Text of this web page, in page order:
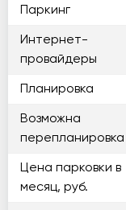
Паркинг
Интернет-
провайдеры
Планировка
Возможна
перепланировка
Цена парковки в
месяц, руб.